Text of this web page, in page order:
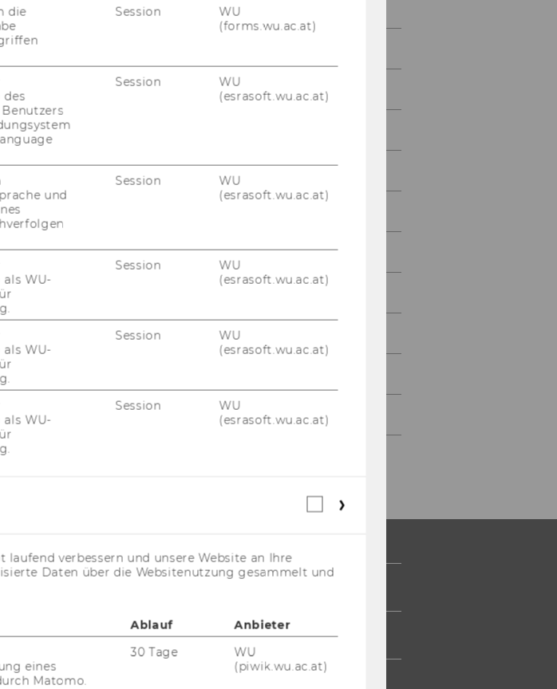
Call for Papers
Einreichung
Hotels
Organisationskomitee
Anreise
Sponsoren
STUDIERENDE
die
Session
WU
(forms.wu.ac.at)
Session
WU
(esrasoft.wu.ac.at)
und
Session
WU
(esrasoft.wu.ac.at)
WU-
Session
WU
(esrasoft.wu.ac.at)
WU-
Session
WU
(esrasoft.wu.ac.at)
WU-
Session
WU
(esrasoft.wu.ac.at)
Webstatistik
Anbieter)
verbessern und unsere Website an Ihre
Daten über die Websitenutzung gesammelt und
Ablauf
Anbieter
eines
Matomo.
30 Tage
WU
(piwik.wu.ac.at)